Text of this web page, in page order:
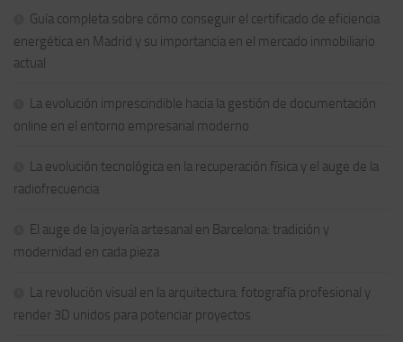
Guía completa sobre cómo conseguir el certificado de eficiencia
energética en Madrid y su importancia en el mercado inmobiliario
actual
La evolución imprescindible hacia la gestión de documentación
online en el entorno empresarial moderno
La evolución tecnológica en la recuperación física y el auge de la
radiofrecuencia
El auge de la joyería artesanal en Barcelona: tradición y
modernidad en cada pieza
La revolución visual en la arquitectura: fotografía profesional y
render 3D unidos para potenciar proyectos